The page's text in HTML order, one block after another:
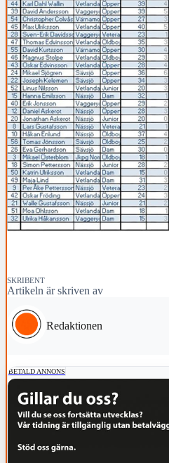
SKRIBENT
Artikeln är skriven av
Redaktionen
BETALD ANNONS